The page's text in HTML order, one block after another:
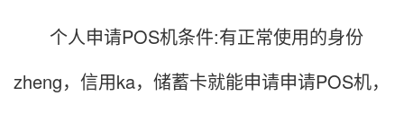
个人申请POS机条件:有正常使用的身份
zheng，信用ka，储蓄卡就能申请申请POS机，